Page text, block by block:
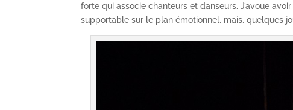
forte qui associe chanteurs et danseurs. J’avoue
supportable sur le plan émotionnel, mais, quelques